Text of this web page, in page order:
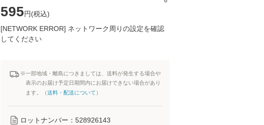
595円(税込)
[NETWORK ERROR] ネットワーク周りの設定を確認
してください
※一部地域・離島につきましては、送料が発生する場合や
表示のお届け予定日期間内にお届けできない場合があり
ます。（送料・配送について ）
ロットナンバー： 528926143